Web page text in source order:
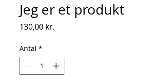
Jeg er et produkt
130,00 kr.
Antal *